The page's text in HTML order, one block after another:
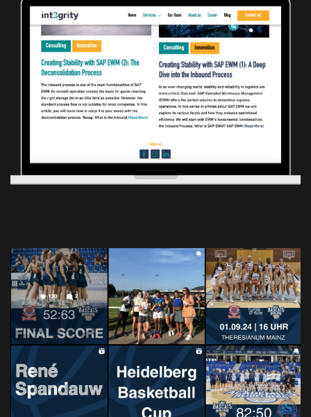
Int3grity
BUSINESS DEVELOPMENT
LINKEDIN STRATEGIE
BasCats
CONTENT CREATION